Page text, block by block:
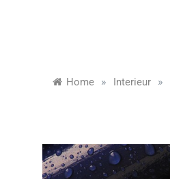
Home » Interieur »